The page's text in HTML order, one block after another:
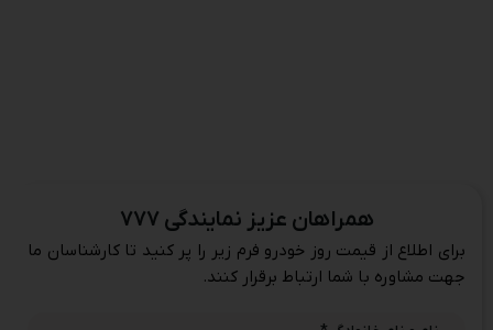
همراهان عزیز نمایندگی ۷۷۷
برای اطلاع از قیمت روز خودرو فرم زیر را پر کنید تا کارشناسان ما
جهت مشاوره با شما ارتباط برقرار کنند.